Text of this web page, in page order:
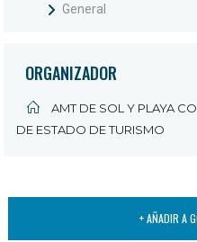
General
ORGANIZADOR
AMT DE SOL Y PLAYA
DE ESTADO DE TURISMO
+ AÑADIR A